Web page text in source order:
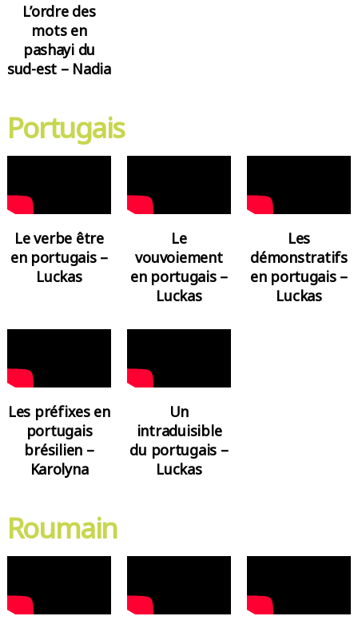
L’ordre des
mots en
pashayi du
sud-est – Nadia
Portugais
Le verbe être
en portugais –
Luckas
Le
vouvoiement
en portugais –
Luckas
Les
démonstratifs
en portugais –
Luckas
Les préfixes en
portugais
brésilien –
Karolyna
Un
intraduisible
du portugais –
Luckas
Roumain